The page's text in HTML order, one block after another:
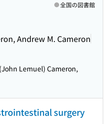
Andrew M. Cameron
全国の図書館
(John Lemuel) Cameron,
surgery